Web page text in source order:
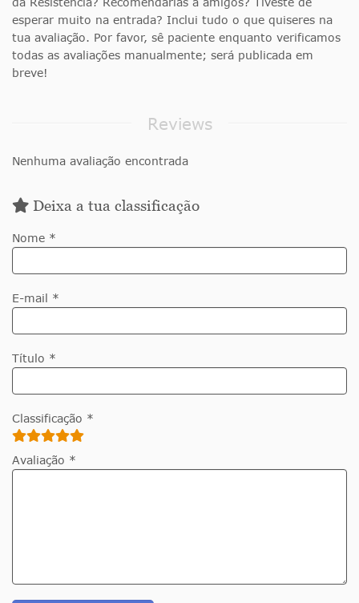
esperar muito na entrada? Inclui tudo o que quiseres na
tua avaliação. Por favor, sê paciente enquanto verificamos
todas as avaliações manualmente; será publicada em
breve!
Reviews
Nenhuma avaliação encontrada
Deixa a tua classificação
Nome *
E-mail *
Título *
Classificação *
Avaliação *